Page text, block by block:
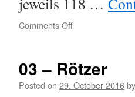
Comments Off
03 – Rötzer
Posted on 29. October 2016by